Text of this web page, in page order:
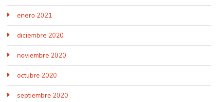
enero 2021
diciembre 2020
noviembre 2020
octubre 2020
septiembre 2020